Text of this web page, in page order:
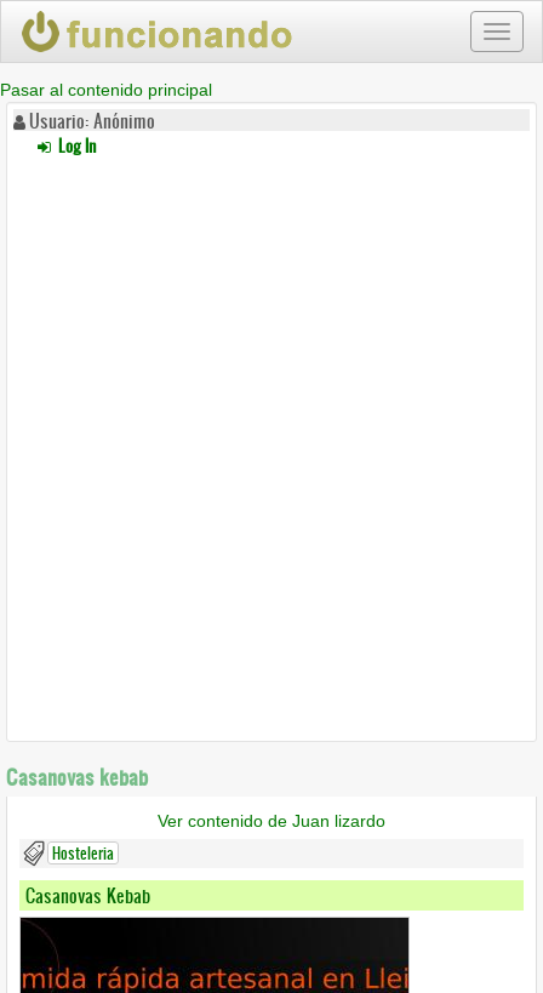
Pasar al contenido principal
Usuario: Anónimo
Log In
Casanovas kebab
Ver contenido de Juan lizardo
Hosteleria
Casanovas Kebab